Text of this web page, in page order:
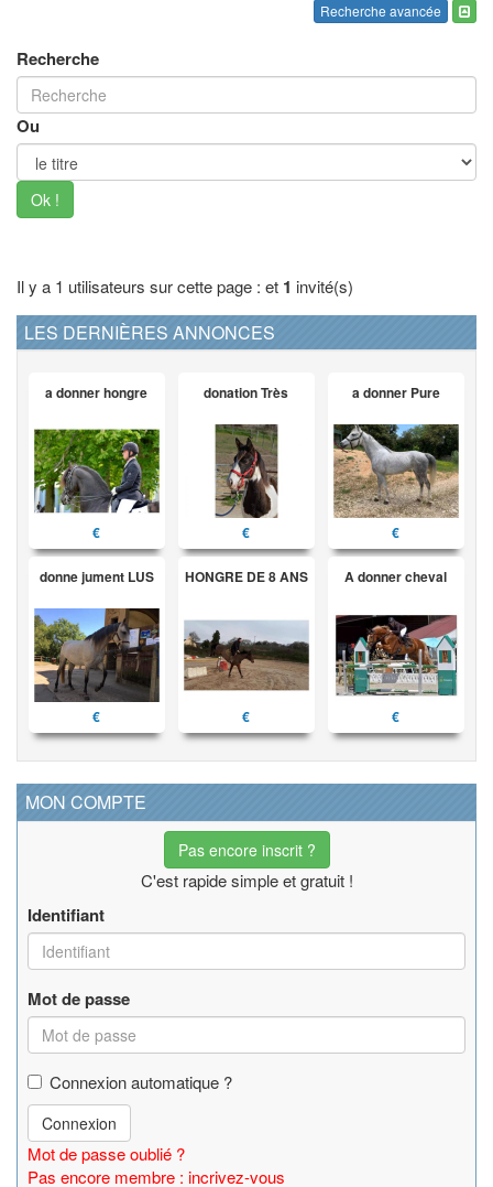
Recherche avancée
Recherche
Ou
Ok !
Il y a 1 utilisateurs sur cette page : et 1 invité(s)
LES DERNIÈRES ANNONCES
a donner hongre
€
donation Très
€
a donner Pure
€
donne jument LUS
€
HONGRE DE 8 ANS
€
A donner cheval
€
MON COMPTE
Pas encore inscrit ?
C'est rapide simple et gratuit !
Identifiant
Mot de passe
Connexion automatique ?
Connexion
Mot de passe oublié ?
Pas encore membre : incrivez-vous